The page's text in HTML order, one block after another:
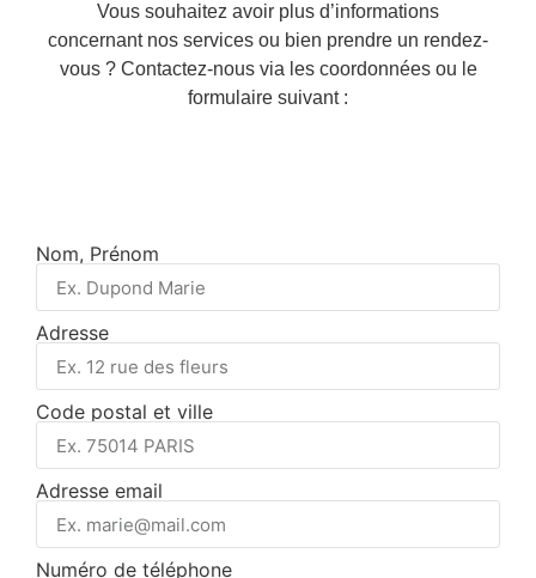
Vous souhaitez avoir plus d’informations
concernant nos services ou bien prendre un rendez-
vous ? Contactez-nous via les coordonnées ou le
formulaire suivant :
Nom, Prénom
Adresse
Code postal et ville
Adresse email
Numéro de téléphone